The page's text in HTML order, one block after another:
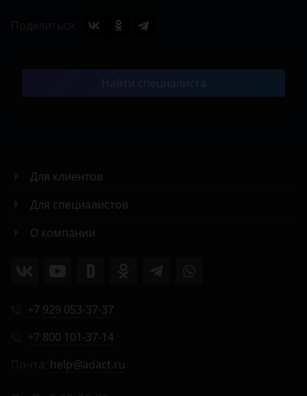
Найти специалиста
Для клиентов
Для специалистов
О компании
+7 929 053-37-37
+7 800 101-37-14
help@adact.ru